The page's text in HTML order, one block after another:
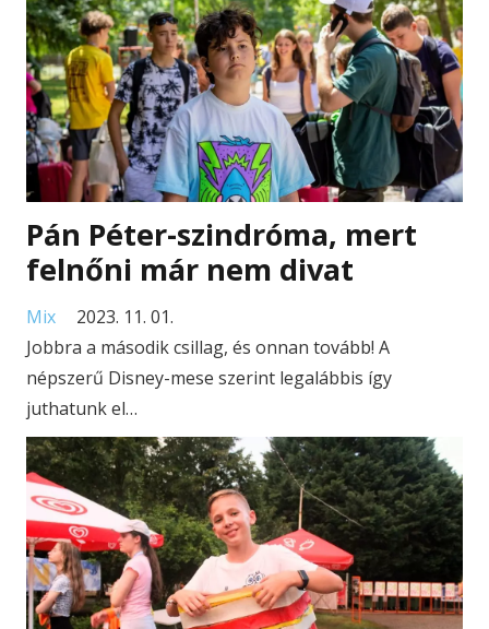
Pán Péter-szindróma, mert
felnőni már nem divat
Mix
2023. 11. 01.
Jobbra a második csillag, és onnan tovább! A
népszerű Disney-mese szerint legalábbis így
juthatunk el…